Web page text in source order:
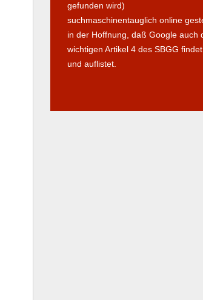
gefunden wird)
suchmaschinentauglich online
in der Hoffnung, daß Google auch
wichtigen Artikel 4 des SBGG findet
und auflistet.